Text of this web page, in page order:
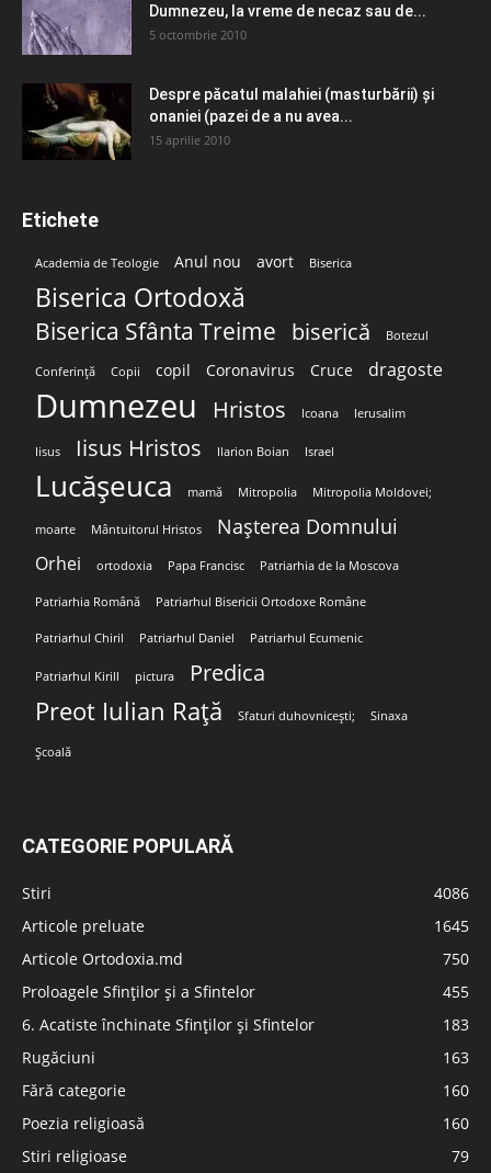
Dumnezeu, la vreme de necaz sau de...
5 octombrie 2010
Despre păcatul malahiei (masturbării) şi
onaniei (pazei de a nu avea...
15 aprilie 2010
Etichete
Academia de Teologie Anul nou avort Biserica
Biserica Ortodoxă
Biserica Sfânta Treime biserică Botezul
Conferință Copii copil Coronavirus Cruce dragoste
Dumnezeu Hristos Icoana Ierusalim
Iisus Iisus Hristos Ilarion Boian Israel
Lucășeuca mamă Mitropolia Mitropolia Moldovei;
moarte Mântuitorul Hristos Nașterea Domnului
Orhei ortodoxia Papa Francisc Patriarhia de la Moscova
Patriarhia Română Patriarhul Bisericii Ortodoxe Române
Patriarhul Chiril Patriarhul Daniel Patriarhul Ecumenic
Patriarhul Kirill pictura Predica
Preot Iulian Rață Sfaturi duhovnicești; Sinaxa
Școală
CATEGORIE POPULARĂ
Stiri
4086
Articole preluate
1645
Articole Ortodoxia.md
750
Proloagele Sfinților și a Sfintelor
455
6. Acatiste închinate Sfinților și Sfintelor
183
Rugăciuni
163
Fără categorie
160
Poezia religioasă
160
Stiri religioase
79